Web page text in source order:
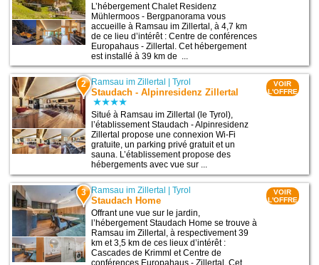
L’hébergement Chalet Residenz
Mühlermoos - Bergpanorama vous
accueille à Ramsau im Zillertal, à 4,7 km
de ce lieu d’intérêt : Centre de conférences
Europahaus - Zillertal. Cet hébergement
est installé à 39 km de ...
2 Ramsau im Zillertal |Tyrol
Staudach - Alpinresidenz Zillertal
Situé à Ramsau im Zillertal (le Tyrol),
l’établissement Staudach - Alpinresidenz
Zillertal propose une connexion Wi-Fi
gratuite, un parking privé gratuit et un
sauna. L’établissement propose des
hébergements avec vue sur ...
VOIR
L'OFFRE
3 Ramsau im Zillertal |Tyrol
Staudach Home
Offrant une vue sur le jardin,
l’hébergement Staudach Home se trouve à
Ramsau im Zillertal, à respectivement 39
km et 3,5 km de ces lieux d’intérêt :
Cascades de Krimml et Centre de
conférences Europahaus - Zillertal. Cet
VOIR
L'OFFRE